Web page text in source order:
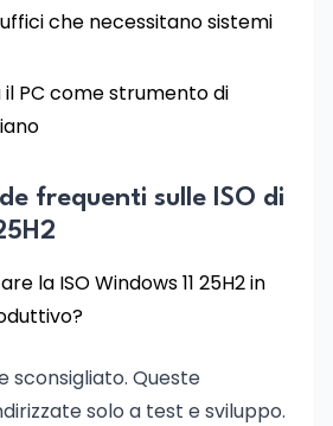
che necessitano sistemi
il PC come strumento di
frequenti sulle ISO di
la ISO Windows 11 25H2 in
sconsigliato. Queste
solo a test e sviluppo.